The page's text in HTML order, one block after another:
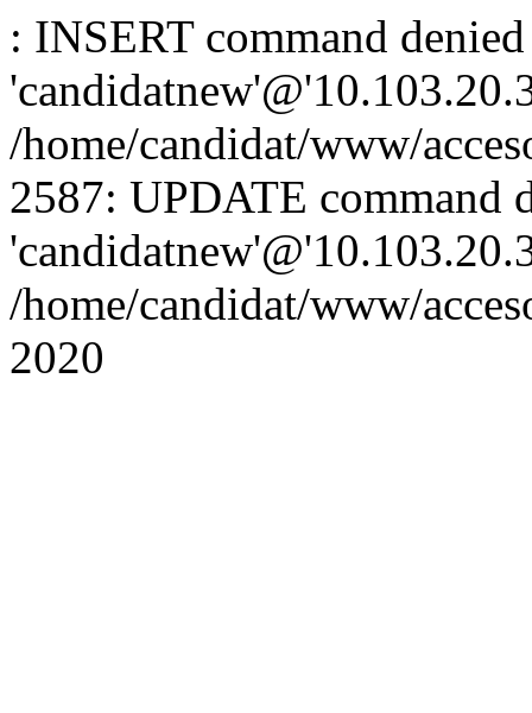
: INSERT command
/home/candidat/www/
2587: UPDATE command
/home/candidat/www/
2020